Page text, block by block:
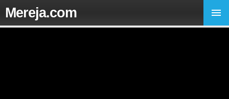
Mereja.com